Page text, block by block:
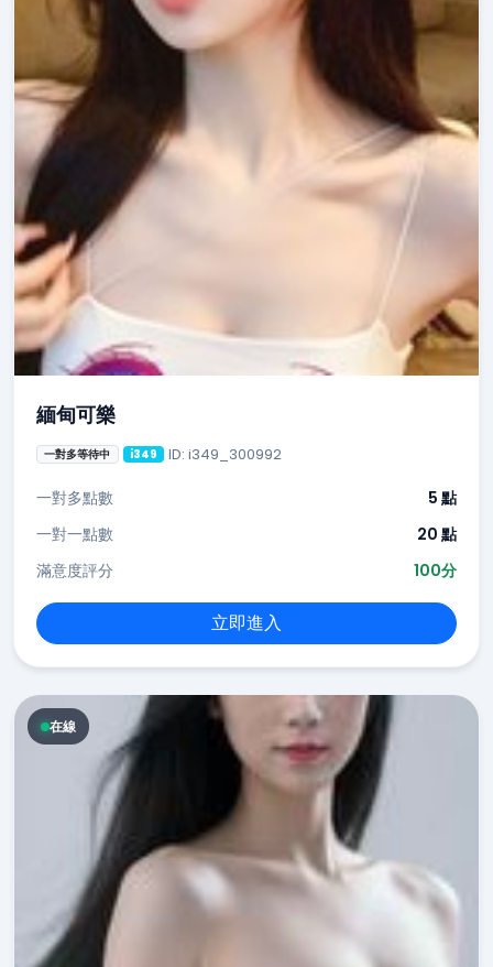
緬甸可樂
一對多等待中 i349 ID: i349_300992
一對多點數
5 點
一對一點數
20 點
滿意度評分
100分
立即進入
在線